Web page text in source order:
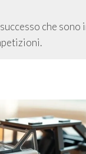
che sono